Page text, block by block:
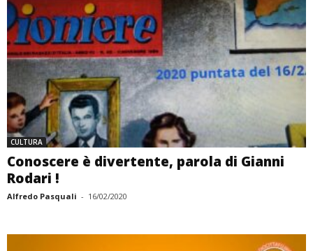
CULTURA
Conoscere è divertente, parola di Gianni
Rodari !
Alfredo Pasquali - 16/02/2020